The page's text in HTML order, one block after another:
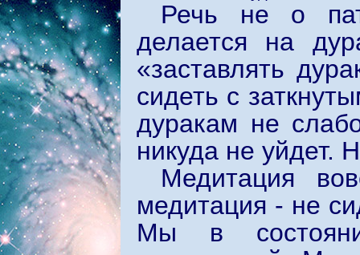
Речь не о
делается на
«заставлять
сидеть с
дуракам не
никуда не уйдет.
Медитация
медитация - не
Мы в